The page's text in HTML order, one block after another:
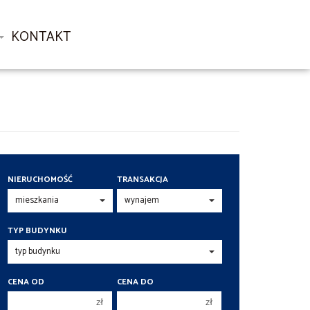
KONTAKT
NIERUCHOMOŚĆ TRANSAKCJA
TYP BUDYNKU
CENA OD
zł
CENA DO
zł